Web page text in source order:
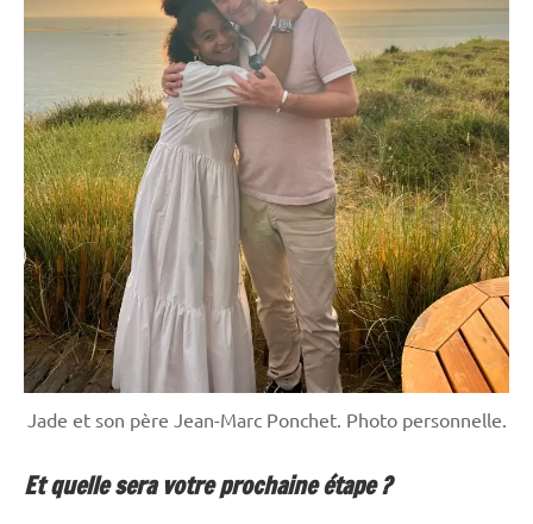
Jade et son père Jean-Marc Ponchet. Photo personnelle.
Et quelle sera votre prochaine étape ?